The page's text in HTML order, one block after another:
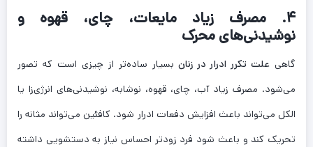
۴. مصرف زیاد مایعات، چای، قهوه و
نوشیدنی‌های محرک
گاهی علت تکرر ادرار در زنانبسیار ساده‌تر از چیزی است که تصور
می‌شود. مصرف زیاد آب، چای، قهوه، نوشابه، نوشیدنی‌های انرژی‌زا یا
الکل می‌تواند باعث افزایش دفعات ادرار شود. کافئین می‌تواند مثانه را
تحریک کند و باعث شود فرد زودتر احساس نیاز به دستشویی داشته